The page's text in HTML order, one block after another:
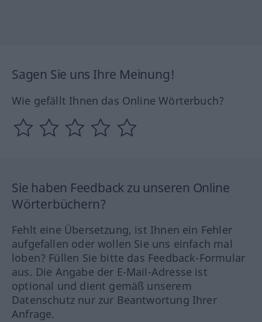
Sagen Sie uns Ihre Meinung!
Wie gefällt Ihnen das Online Wörterbuch?
Sie haben Feedback zu unseren Online
Wörterbüchern?
Fehlt eine Übersetzung, ist Ihnen ein Fehler
aufgefallen oder wollen Sie uns einfach mal
loben? Füllen Sie bitte das Feedback-Formular
aus. Die Angabe der E-Mail-Adresse ist
optional und dient gemäß unserem
Datenschutz nur zur Beantwortung Ihrer
Anfrage.